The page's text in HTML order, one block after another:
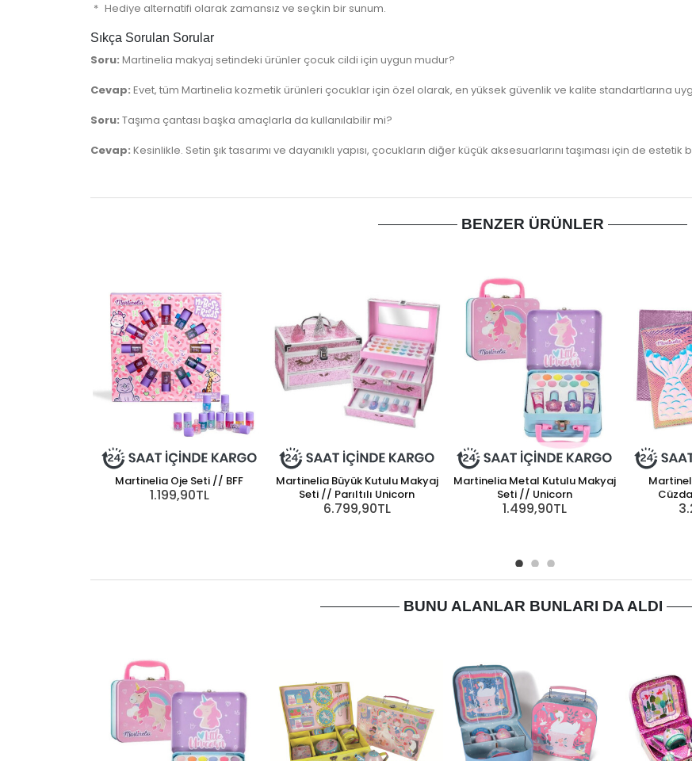
Hediye alternatifi olarak zamansız ve seçkin bir sunum.
Sıkça Sorulan Sorular
Soru: Martinelia makyaj setindeki ürünler çocuk cildi için uygun mudur?
Cevap: Evet, tüm Martinelia kozmetik ürünleri çocuklar için özel olarak, en yüksek güvenlik ve kalite standartlarına
Soru: Taşıma çantası başka amaçlarla da kullanılabilir mi?
Cevap: Kesinlikle. Setin şık tasarımı ve dayanıklı yapısı, çocukların diğer küçük aksesuarlarını taşıması için de
BENZER ÜRÜNLER
Martinelia Oje Seti // BFF
1.199,90TL
Martinelia Büyük Kutulu Makyaj
Seti // Parıltılı Unicorn
6.799,90TL
Martinelia Metal Kutulu Makyaj
Seti // Unicorn
1.499,90TL
BUNU ALANLAR BUNLARI DA ALDI